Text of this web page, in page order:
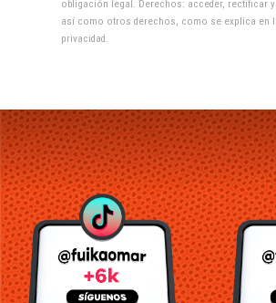
obligación legal. Derechos: acceder, rectificar
así como otros derechos, como se explica en
privacidad .